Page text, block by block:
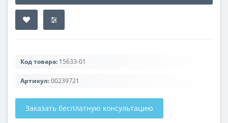
Код товара: 15633-01
Артикул:00239721
Заказать бесплатную консультацию